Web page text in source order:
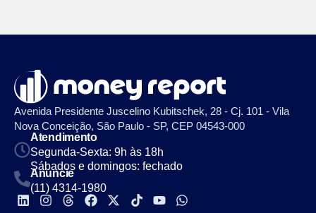
Avenida Presidente Juscelino Kubitschek, 28 - Cj. 101 - Vila
Nova Conceição, São Paulo - SP, CEP 04543-000
Atendimento
Segunda-Sexta: 9h às 18h
Sábados e domingos: fechado
Anuncie
(11) 4314-1980